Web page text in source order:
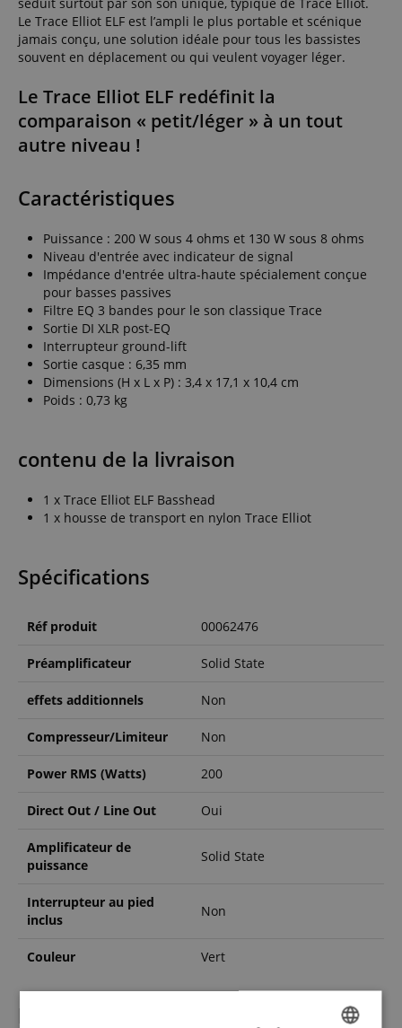
Le Trace Elliot ELF est l’ampli le plus portable et scénique
jamais conçu, une solution idéale pour tous les bassistes
souvent en déplacement ou qui veulent voyager léger.
Le Trace Elliot ELF redéfinit la
comparaison « petit/léger » à un tout
autre niveau !
Caractéristiques
Puissance : 200 W sous 4 ohms et 130 W sous 8 ohms
Niveau d'entrée avec indicateur de signal
Impédance d'entrée ultra-haute spécialement conçue
pour basses passives
Filtre EQ 3 bandes pour le son classique Trace
Sortie DI XLR post-EQ
Interrupteur ground-lift
Sortie casque : 6,35 mm
Dimensions (H x L x P) : 3,4 x 17,1 x 10,4 cm
Poids : 0,73 kg
contenu de la livraison
1 x Trace Elliot ELF Basshead
1 x housse de transport en nylon Trace Elliot
Spécifications
Réf produit 00062476
Préamplificateur Solid State
effets additionnels Non
Compresseur/Limiteur Non
Power RMS (Watts) 200
Direct Out / Line Out Oui
Amplificateur de
puissance
Solid State
Interrupteur au pied
inclus
Non
Couleur Vert